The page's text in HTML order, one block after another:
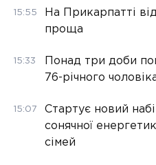
15:55
На Прикарпатті
проща
15:33
Понад три доби
76-річного
15:07
Стартує новий
сонячної
сімей